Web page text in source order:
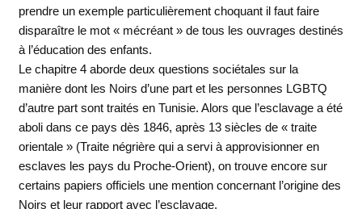
prendre un exemple particulièrement choquant il faut faire
disparaître le mot « mécréant » de tous les ouvrages destinés
à l’éducation des enfants.
Le chapitre 4 aborde deux questions sociétales sur la
manière dont les Noirs d’une part et les personnes LGBTQ
d’autre part sont traités en Tunisie. Alors que l’esclavage a été
aboli dans ce pays dès 1846, après 13 siècles de « traite
orientale » (Traite négrière qui a servi à approvisionner en
esclaves les pays du Proche-Orient), on trouve encore sur
certains papiers officiels une mention concernant l’origine des
Noirs et leur rapport avec l’esclavage.